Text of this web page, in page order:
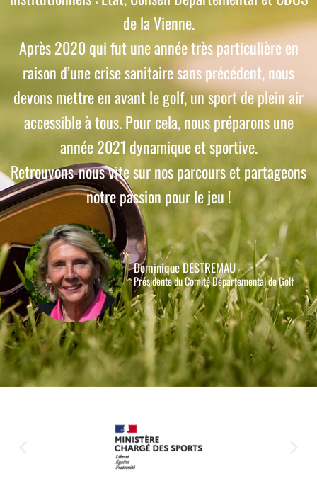
de la Vienne.
Après 2020 qui fut une année très particulière en
raison d’une crise sanitaire sans précédent, nous
devons mettre en avant le golf, un sport de plein air
accessible à tous. Pour cela, nous préparons une
année 2021 dynamique et sportive.
Retrouvons-nous vite sur nos parcours et partageons
notre passion pour le jeu !
Dominique DESTREMAU
Présidente du Comité Départemental de Golf